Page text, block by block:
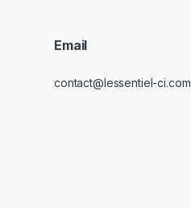
Email
contact@lessentiel-ci.com